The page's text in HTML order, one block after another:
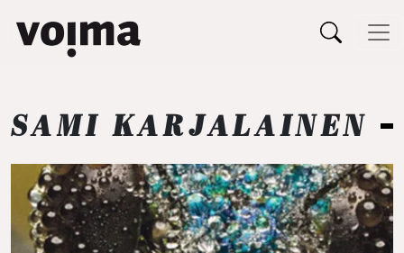
Päävalikko
SAMI KARJALAINEN